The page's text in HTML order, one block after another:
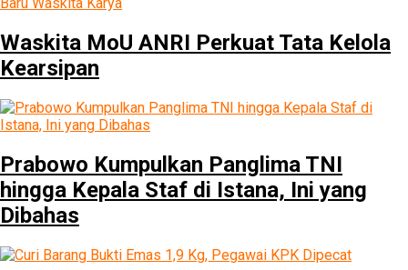
Waskita MoU ANRI Perkuat Tata Kelola
Kearsipan
Prabowo Kumpulkan Panglima TNI
hingga Kepala Staf di Istana, Ini yang
Dibahas